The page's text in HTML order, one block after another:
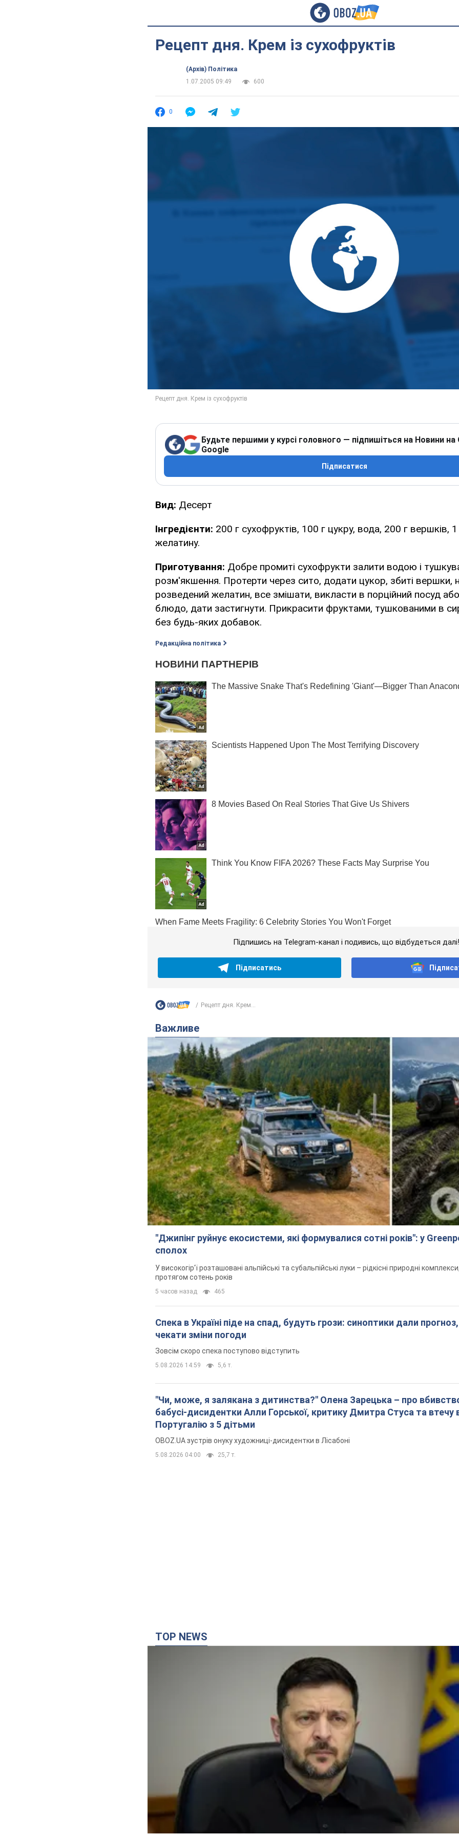
Рецепт дня. Крем із сухофруктів
(Архів) Політика
1.07.2005 09:49
600
0
Будьте першими у курсі головного — підпишіться на Новини на
Google
Підписатися
Вид: Десерт
Інгредієнти: 200 г сухофруктів, 100 г цукру, вода, 200 г вершків,
желатину.
Приготування: Добре промиті сухофрукти залити водою і
розм'якшення. Протерти через сито, додати цукор, збиті вершки,
розведений желатин, все змішати, викласти в порційний посуд
блюдо, дати застигнути. Прикрасити фруктами, тушкованими в
без будь-яких добавок.
Редакційна політика
Підпишись на Telegram-канал і подивись, що відбудеться далі!
Підписатись
Рецепт дня. Крем...
Важливе
"Джипінг руйнує екосистеми, які формувалися сотні років": у
сполох
У високогір'ї розташовані альпійські та субальпійські луки – рідкісні природні
протягом сотень років
5 часов назад 465
Спека в Україні піде на спад, будуть грози: синоптики дали
чекати зміни погоди
Зовсім скоро спека поступово відступить
5.08.2026 14:59 5,6 т.
"Чи, може, я залякана з дитинства?" Олена Зарецька – про
бабусі-дисидентки Алли Горської, критику Дмитра Стуса та втечу
Португалію з 5 дітьми
OBOZ.UA зустрів онуку художниці-дисидентки в Лісабоні
5.08.2026 04:00 25,7 т.
TOP NEWS